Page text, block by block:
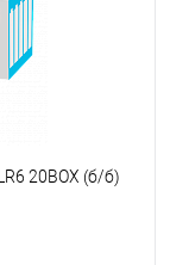
20BOX (б/б)